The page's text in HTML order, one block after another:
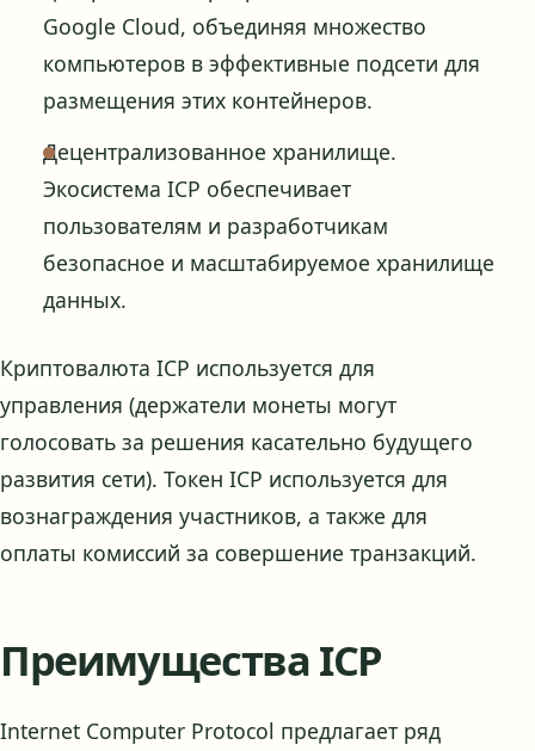
Google Cloud, объединяя множество
компьютеров в эффективные подсети для
размещения этих контейнеров.
Децентрализованное хранилище.
Экосистема ICP обеспечивает
пользователям и разработчикам
безопасное и масштабируемое хранилище
данных.
Криптовалюта ICP используется для
управления (держатели монеты могут
голосовать за решения касательно будущего
развития сети). Токен ICP используется для
вознаграждения участников, а также для
оплаты комиссий за совершение транзакций.
Преимущества ICP
Internet Computer Protocol предлагает ряд